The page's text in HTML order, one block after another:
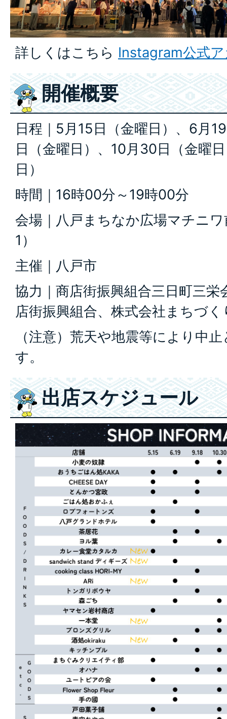
詳しくはこちら Instagram公式
開催概要
日程｜5月15日（金曜日）、6月
日（金曜日）、10月30日（金曜
日）
時間｜16時00分～19時00分
会場｜八戸まちなか広場マチニ
1）
主催｜八戸市
協力｜商店街振興組合三日町三栄
店街振興組合、株式会社まちづく
（注意）荒天や地震等により中
す。
出店スケジュール